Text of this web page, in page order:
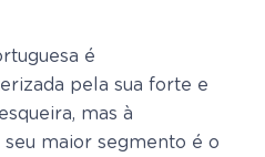
é
pela sua forte e
mas à
maior segmento é o